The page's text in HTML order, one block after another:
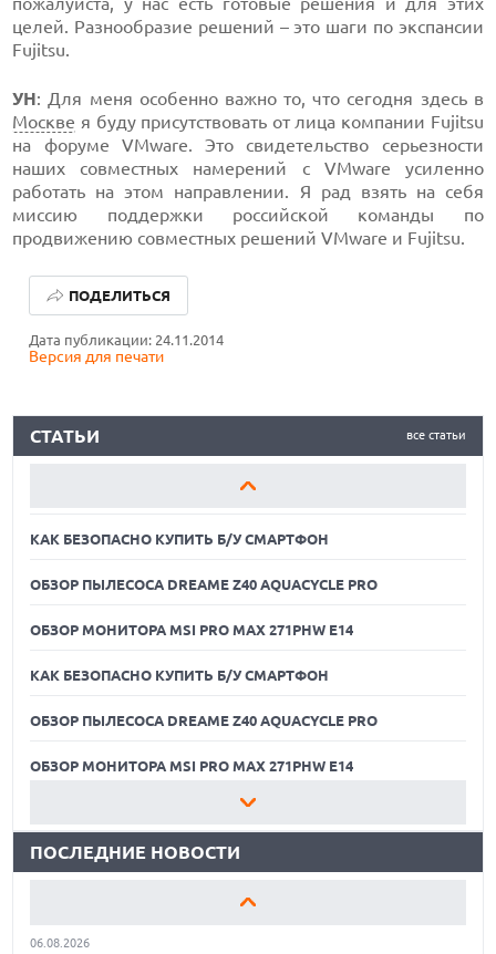
целей. Разнообразие решений – это шаги по экспансии
Fujitsu.
УН: Для меня особенно важно то, что сегодня здесь в
Москве я буду присутствовать от лица компании Fujitsu
на форуме VMware. Это свидетельство серьезности
наших совместных намерений с VMware усиленно
работать на этом направлении. Я рад взять на себя
миссию поддержки российской команды по
продвижению совместных решений VMware и Fujitsu.
Дата публикации: 24.11.2014
Версия для печати
ПОДЕЛИТЬСЯ
все статьи
СТАТЬИ
ОБЗОР ПЫЛЕСОСА DREAME Z40 AQUACYCLE PRO
ОБЗОР МОНИТОРА MSI PRO MAX 271PHW E14
ОБЗОР МОНИТОРА MSI PRO MAX 271PHW E14
КАК БЕЗОПАСНО КУПИТЬ Б/У СМАРТФОН
ОБЗОР ПЫЛЕСОСА DREAME Z40 AQUACYCLE PRO
ОБЗОР МОНИТОРА MSI PRO MAX 271PHW E14
КАК БЕЗОПАСНО КУПИТЬ Б/У СМАРТФОН
ОБЗОР ПЫЛЕСОСА DREAME Z40 AQUACYCLE PRO
ОБЗОР МОНИТОРА MSI PRO MAX 271PHW E14
КАК БЕЗОПАСНО КУПИТЬ Б/У СМАРТФОН
ОБЗОР ПЫЛЕСОСА DREAME Z40 AQUACYCLE PRO
ОБЗОР МОНИТОРА MSI PRO MAX 271PHW E14
КАК БЕЗОПАСНО КУПИТЬ Б/У СМАРТФОН
ПОСЛЕДНИЕ НОВОСТИ
06.08.2026
ТОЛЩИНОЙ 4,7 ММ И 12" OLED МАТРИЦЕЙ
УБОРКИ И ЛИНЕЙКУ ТЕХНИКИ 2026 ГОДА
06.08.2026